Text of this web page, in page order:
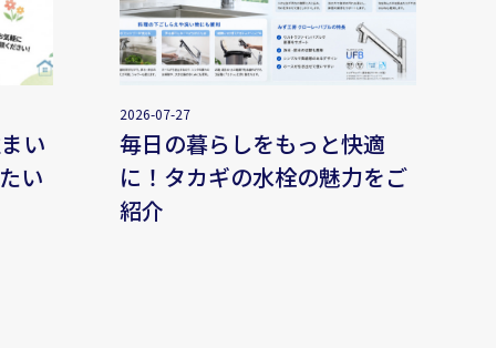
い
い
2026-07-27
毎日の暮らしをもっと快適
に！タカギの水栓の魅力をご
紹介